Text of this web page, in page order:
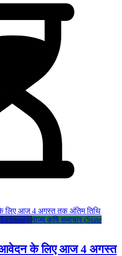
राज्य कृषि समाचार (State
आवेदन के लिए आज 4 अगस्त